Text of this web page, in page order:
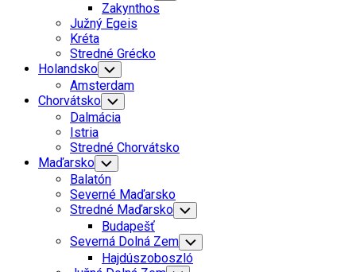
Child
Menu
Zakynthos
Južný Egeis
Kréta
Stredné Grécko
Holandsko Toggle
Child
Menu
Amsterdam
Chorvátsko Toggle
Child
Menu
Dalmácia
Istria
Stredné Chorvátsko
Maďarsko Toggle
Child
Menu
Balatón
Severné Maďarsko
Stredné Maďarsko Toggle
Child
Menu
Budapešť
Severná Dolná Zem Toggle
Child
Menu
Hajdúszoboszló